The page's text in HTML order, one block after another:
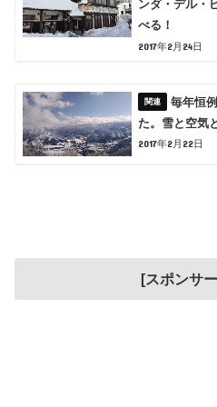
ンダ・デル・
べる！
2017年2月24日
毎年恒
た。雪と空気
2017年2月22日
[スポンサ